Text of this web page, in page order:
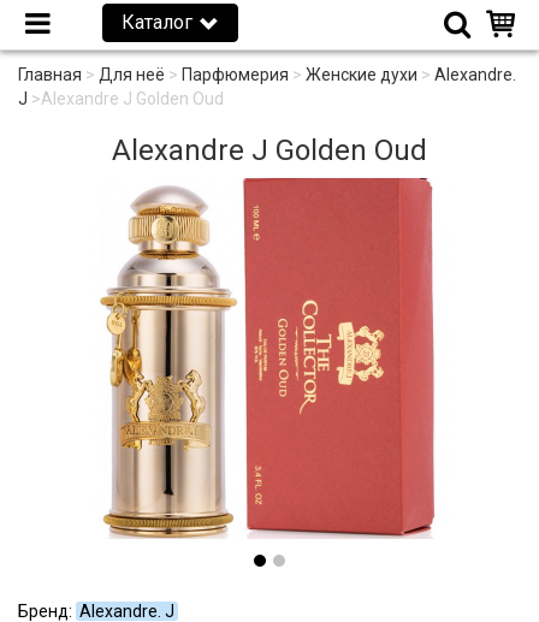
Каталог
Главная > Для неё > Парфюмерия > Женские духи > Alexandre.
J >Alexandre J Golden Oud
Alexandre J Golden Oud
Бренд: Alexandre. J